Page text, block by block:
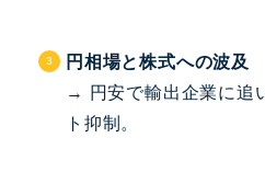
円相場と株式への波及
→ 円安で輸出企業に追
ト抑制。